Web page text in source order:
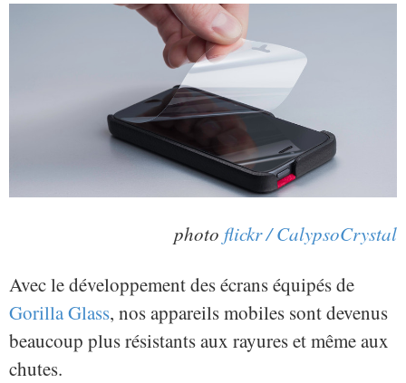
photo flickr / CalypsoCrystal
Avec le développement des écrans équipés de
Gorilla Glass, nos appareils mobiles sont devenus
beaucoup plus résistants aux rayures et même aux
chutes.